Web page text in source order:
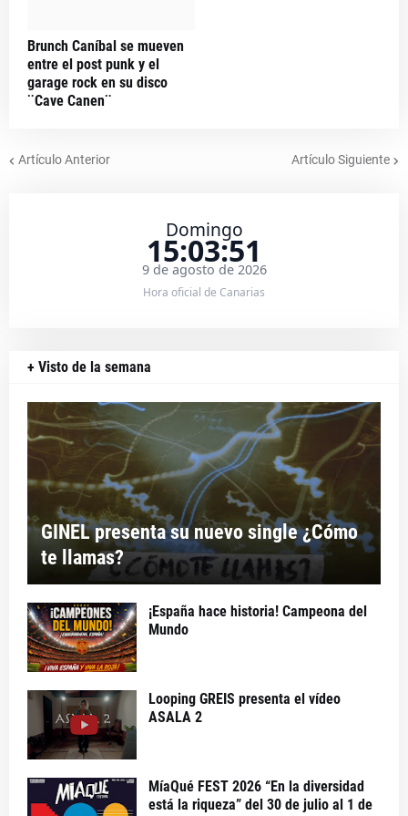
Brunch Caníbal se mueven
entre el post punk y el
garage rock en su disco
¨Cave Canen¨
Artículo Anterior Artículo Siguiente
Domingo
15:03:52
9 de agosto de 2026
Hora oficial de Canarias
+ Visto de la semana
GINEL presenta su nuevo single ¿Cómo
te llamas?
¡España hace historia! Campeona del
Mundo
Looping GREIS presenta el vídeo
ASALA 2
MíaQué FEST 2026 “En la diversidad
está la riqueza” del 30 de julio al 1 de